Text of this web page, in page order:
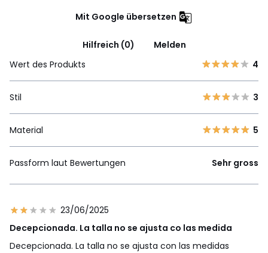
Mit Google übersetzen
Hilfreich (0)
Melden
Wert des Produkts
4
Stil 3
Material 5
Passform laut Bewertungen Sehr gross
23/06/2025
Decepcionada. La talla no se ajusta co las medida
Decepcionada. La talla no se ajusta con las medidas